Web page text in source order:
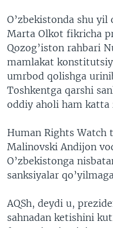
O’zbekistonda shu
Marta Olkot fikricha
Qozog’iston rahbari
mamlakat
umrbod qolishga
Toshkentga qarshi
oddiy aholi ham katta
Human Rights Watch
Malinovski Andijon
O’zbekistonga
sanksiyalar
AQSh, deydi u,
sahnadan ketishini